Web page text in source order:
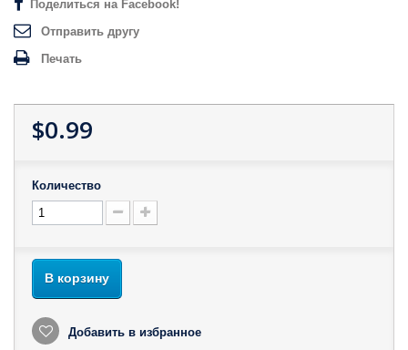
Поделиться на Facebook!
Отправить другу
Печать
$0.99
Количество
В корзину
Добавить в избранное